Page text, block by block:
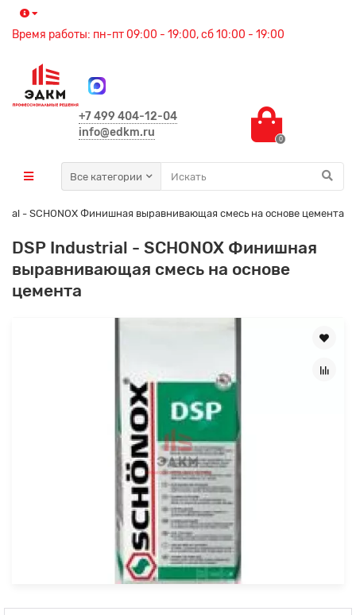
Время работы: пн-пт 09:00 - 19:00, сб 10:00 - 19:00
+7 499 404-12-04
info@edkm.ru
0
Все категории
- SCHONOX Финишная выравнивающая смесь на основе цемента
DSP Industrial - SCHONOX Финишная
выравнивающая смесь на основе
цемента